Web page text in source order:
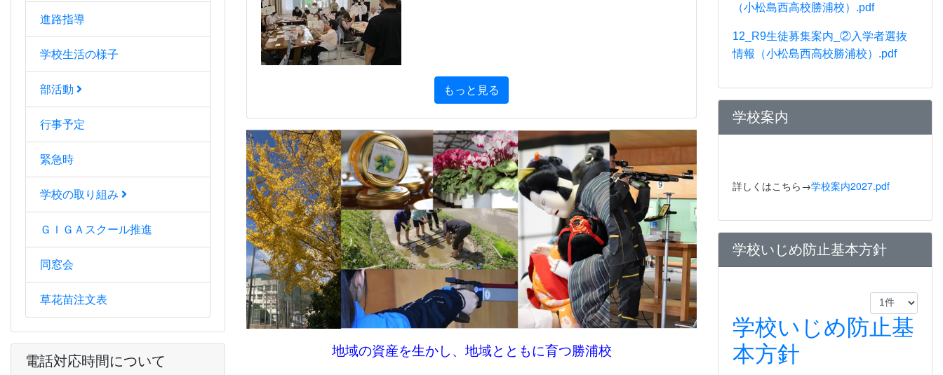
進路指導
学校生活の様子
部活動
行事予定
緊急時
学校の取り組み
ＧＩＧＡスクール推進
同窓会
草花苗注文表
電話対応時間について
もっと見る
地域の資産を生かし、 地域とともに育つ勝浦校
（小松島西高校勝浦校）.pdf
12_R9生徒募集案内_②入学者選抜
情報（小松島西高校勝浦校）.pdf
学校案内
詳しくはこちら→学校案内2027.pdf
学校いじめ防止基本方針
学校いじめ防止基
本方針